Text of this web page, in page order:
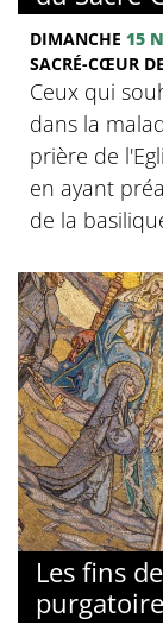
DIMANCHE 15
SACRÉ-CŒUR
Ceux qui
dans la
prière de
en ayant
de la
Les fins